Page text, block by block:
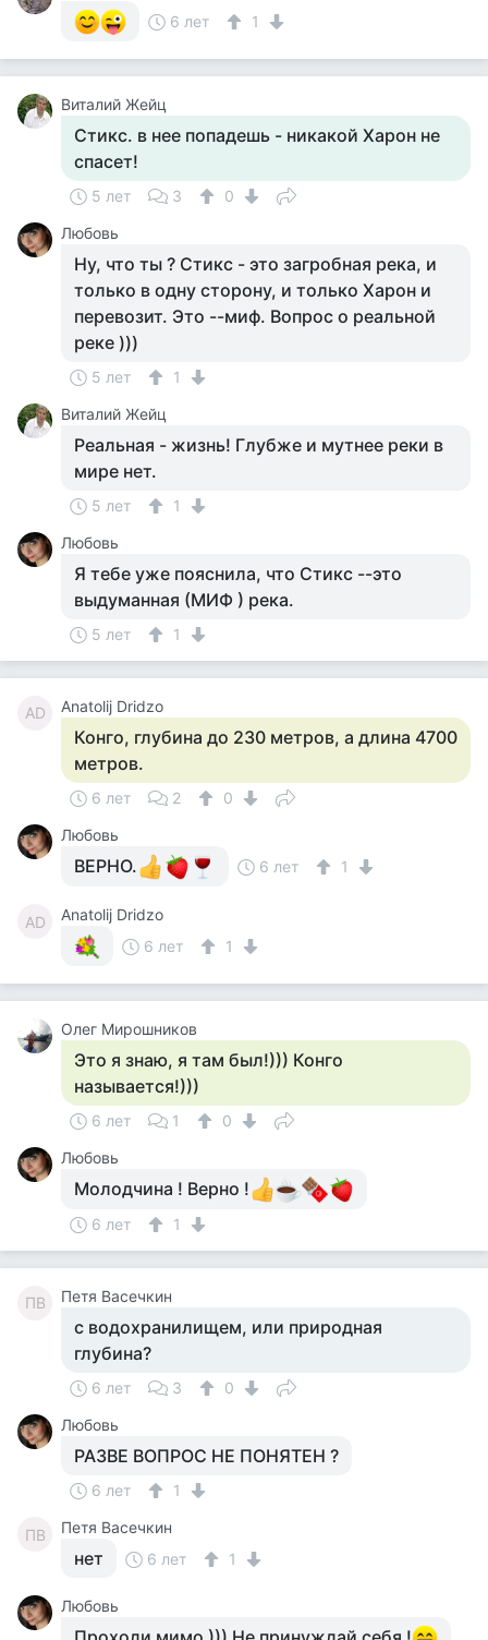
6 лет
1
Виталий Жейц
Стикс. в нее попадешь - никакой Харон не
спасет!
5 лет 3
0
Любовь
Ну, что ты ? Стикс - это загробная река, и
только в одну сторону, и только Харон и
перевозит. Это --миф. Вопрос о реальной
реке )))
5 лет
1
Виталий Жейц
Реальная - жизнь! Глубже и мутнее реки в
мире нет.
5 лет
1
Любовь
Я тебе уже пояснила, что Стикс --это
выдуманная (МИФ ) река.
5 лет 1
AD Anatolij Dridzo
Конго, глубина до 230 метров, а длина 4700
метров.
6 лет 2
0
Любовь
ВЕРНО. 6 лет 1
AD
Anatolij Dridzo
6 лет
1
Олег Мирошников
Это я знаю, я там был!))) Конго
называется!)))
6 лет 1
0
Любовь
Молодчина ! Верно !
6 лет 1
ПВ Петя Васечкин
с водохранилищем, или природная
глубина?
6 лет 3
0
Любовь
РАЗВЕ ВОПРОС НЕ ПОНЯТЕН ?
6 лет 1
ПВ Петя Васечкин
нет 6 лет 1
Любовь